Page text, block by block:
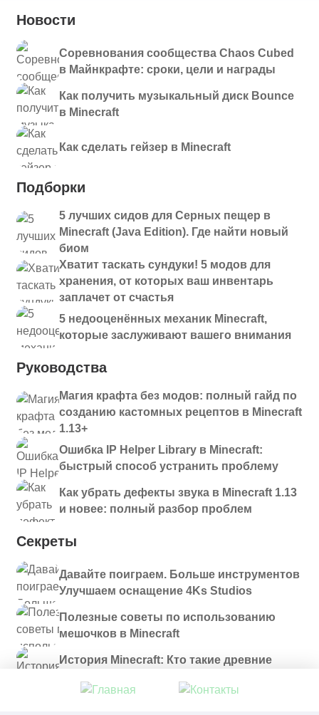
Новости
Соревнования сообщества Chaos Cubed
в Майнкрафте: сроки, цели и награды
Как получить музыкальный диск Bounce
в Minecraft
Как сделать гейзер в Minecraft
Подборки
5 лучших сидов для Серных пещер в
Minecraft (Java Edition). Где найти новый
биом
Хватит таскать сундуки! 5 модов для
хранения, от которых ваш инвентарь
заплачет от счастья
5 недооценённых механик Minecraft,
которые заслуживают вашего внимания
Руководства
Магия крафта без модов: полный гайд по
созданию кастомных рецептов в Minecraft
1.13+
Ошибка IP Helper Library в Minecraft:
быстрый способ устранить проблему
Как убрать дефекты звука в Minecraft 1.13
и новее: полный разбор проблем
Секреты
Давайте поиграем. Больше инструментов
Улучшаем оснащение 4Ks Studios
Полезные советы по использованию
мешочков в Minecraft
История Minecraft: Кто такие древние